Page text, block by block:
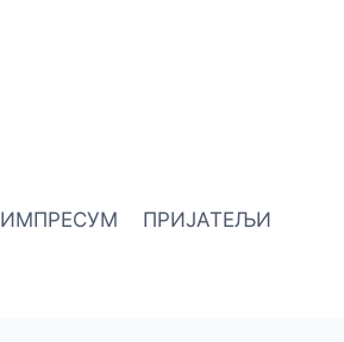
ИМПРЕСУМ ПРИЈАТЕЉИ